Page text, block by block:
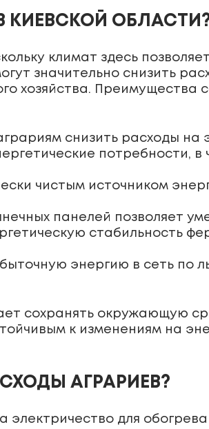
КИЕВСКОЙ
климат здесь
значительно снизить
хозяйства. Преимущества
снизить расходы на
потребности, в
чистым источником
панелей позволяет
стабильность
энергию в сеть по
сохранять окружающую
к изменениям на
АГРАРИЕВ?
для обогрева